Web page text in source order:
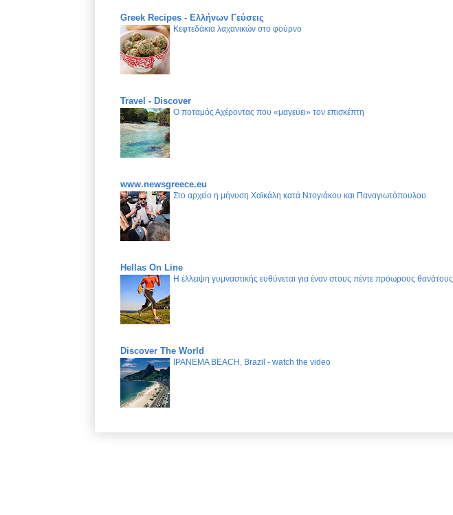
Greek Recipes - Ελλήνων Γεύσεις
Κεφτεδάκια λαχανικών στο φούρνο
Travel - Discover
Ο ποταμός Αχέροντας που «μαγεύει» τον επισκέπτη
www.newsgreece.eu
Στο αρχείο η μήνυση Χαϊκάλη κατά Ντογιάκου και Παναγιωτόπουλου
Hellas On Line
Η έλλειψη γυμναστικής ευθύνεται για έναν στους πέντε πρόωρους θανάτους
Discover The World
IPANEMA BEACH, Brazil - watch the video